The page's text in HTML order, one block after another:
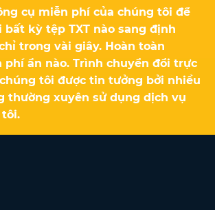
cụ miễn phí của chúng tôi để
bất kỳ tệp TXT nào sang định
trong vài giây. Hoàn toàn
phí ẩn nào. Trình chuyển đổi trực
tôi được tin tưởng bởi nhiều
thường xuyên sử dụng dịch vụ
tôi.